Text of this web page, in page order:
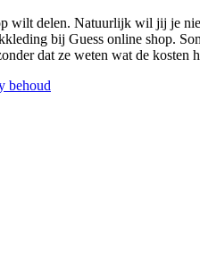
wilt delen. Natuurlijk wil jij je
bij Guess online shop.
dat ze weten wat de
behoud